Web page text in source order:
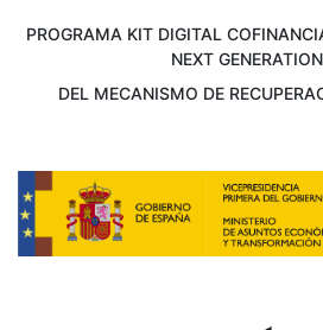
PROGRAMA KIT DIGITAL
NEXT
DEL MECANISMO DE